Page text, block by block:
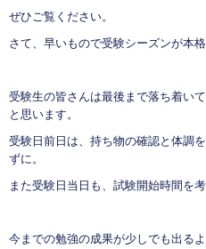
ぜひご覧ください。
さて、早いもので受験シーズンが本
受験生の皆さんは最後まで落ち着い
と思います。
受験日前日は、持ち物の確認と体調
ずに。
また受験日当日も、試験開始時間を
今までの勉強の成果が少しでも出る